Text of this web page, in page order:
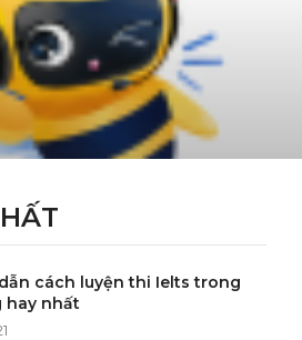
cách luyện thi Ielts trong
hay nhất